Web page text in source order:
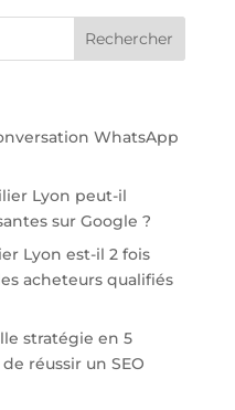
WhatsApp
Lyon peut-il
sur Google ?
Lyon est-il 2 fois
acheteurs qualifiés
stratégie en 5
réussir un SEO